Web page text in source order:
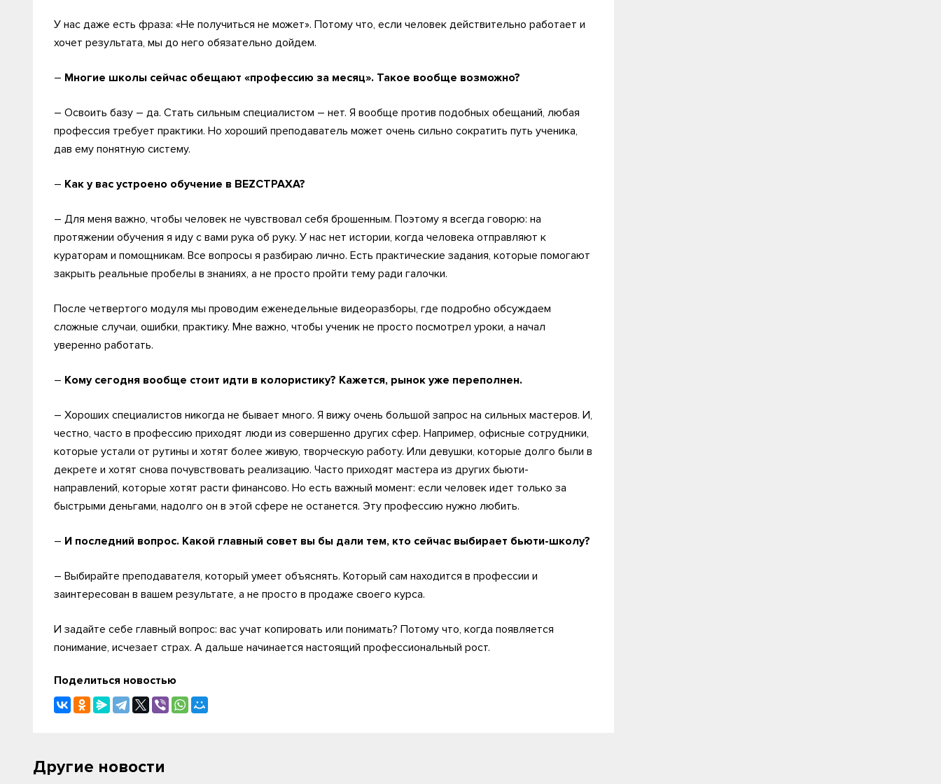
У нас даже есть фраза: «Не получиться не может». Потому что, если человек действительно работает и
хочет результата, мы до него обязательно дойдем.
– Многие школы сейчас обещают «профессию за месяц». Такое вообще возможно?
– Освоить базу – да. Стать сильным специалистом – нет. Я вообще против подобных обещаний, любая
профессия требует практики. Но хороший преподаватель может очень сильно сократить путь ученика,
дав ему понятную систему.
– Как у вас устроено обучение в BEZСТРАХА?
– Для меня важно, чтобы человек не чувствовал себя брошенным. Поэтому я всегда говорю: на
протяжении обучения я иду с вами рука об руку. У нас нет истории, когда человека отправляют к
кураторам и помощникам. Все вопросы я разбираю лично. Есть практические задания, которые помогают
закрыть реальные пробелы в знаниях, а не просто пройти тему ради галочки.
После четвертого модуля мы проводим еженедельные видеоразборы, где подробно обсуждаем
сложные случаи, ошибки, практику. Мне важно, чтобы ученик не просто посмотрел уроки, а начал
уверенно работать.
– Кому сегодня вообще стоит идти в колористику? Кажется, рынок уже переполнен.
– Хороших специалистов никогда не бывает много. Я вижу очень большой запрос на сильных мастеров. И,
честно, часто в профессию приходят люди из совершенно других сфер. Например, офисные сотрудники,
которые устали от рутины и хотят более живую, творческую работу. Или девушки, которые долго были в
декрете и хотят снова почувствовать реализацию. Часто приходят мастера из других бьюти-
направлений, которые хотят расти финансово. Но есть важный момент: если человек идет только за
быстрыми деньгами, надолго он в этой сфере не останется. Эту профессию нужно любить.
– И последний вопрос. Какой главный совет вы бы дали тем, кто сейчас выбирает бьюти-школу?
– Выбирайте преподавателя, который умеет объяснять. Который сам находится в профессии и
заинтересован в вашем результате, а не просто в продаже своего курса.
И задайте себе главный вопрос: вас учат копировать или понимать? Потому что, когда появляется
понимание, исчезает страх. А дальше начинается настоящий профессиональный рост.
Поделиться новостью
Другие новости